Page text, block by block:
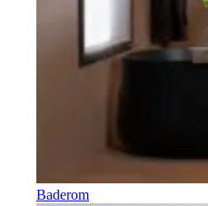
Baderom